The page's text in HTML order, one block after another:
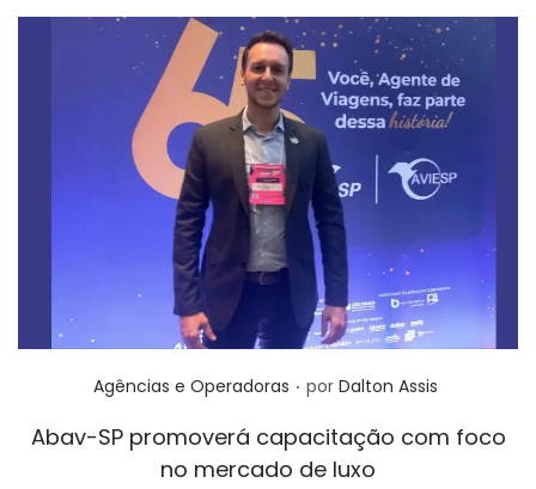
Posted in
Agências e Operadoras . por Dalton Assis
Abav-SP promoverá capacitação com foco
no mercado de luxo